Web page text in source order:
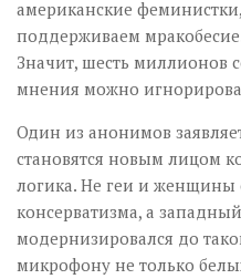
американские
поддерживаем
Значит, шесть миллионов
мнения можно
Один из анонимов
становятся новым лицом
логика. Не геи и
консерватизма, а
модернизировался до
микрофону не только